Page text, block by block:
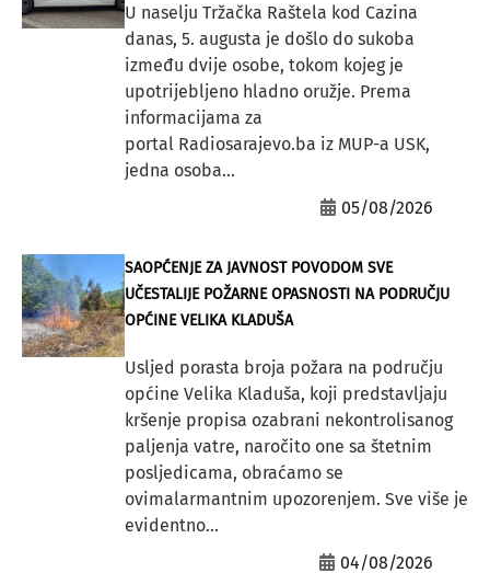
U naselju Tržačka Raštela kod Cazina
danas, 5. augusta je došlo do sukoba
između dvije osobe, tokom kojeg je
upotrijebljeno hladno oružje. Prema
informacijama za
portal Radiosarajevo.ba iz MUP-a USK,
jedna osoba...
05/08/2026
SAOPĆENJE ZA JAVNOST POVODOM SVE
UČESTALIJE POŽARNE OPASNOSTI NA PODRUČJU
OPĆINE VELIKA KLADUŠA
Usljed porasta broja požara na području
općine Velika Kladuša, koji predstavljaju
kršenje propisa ozabrani nekontrolisanog
paljenja vatre, naročito one sa štetnim
posljedicama, obraćamo se
ovimalarmantnim upozorenjem. Sve više je
evidentno...
04/08/2026